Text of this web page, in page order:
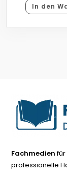
In den
Fachmedienfür
professionelle